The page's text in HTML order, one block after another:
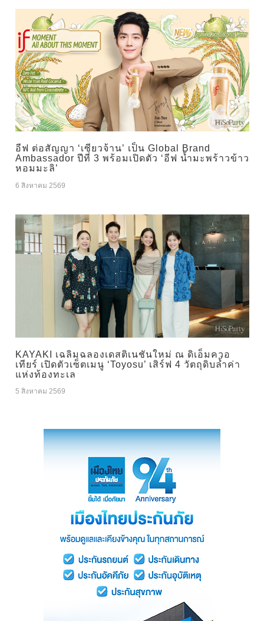
อีฟ ต่อสัญญา ‘เซียวจ้าน’ เป็น Global Brand
Ambassador ปีที่ 3 พร้อมเปิดตัว ‘อีฟ น้ำมะพร้าวข้าว
หอมมะลิ’
6 สิงหาคม 2569
KAYAKI เฉลิมฉลองเดสติเนชันใหม่ ณ ดิเอ็มควอ
เทียร์ เปิดตัวเซ็ตเมนู ‘Toyosu’ เสิร์ฟ 4 วัตถุดิบล้ำค่า
แห่งท้องทะเล
5 สิงหาคม 2569